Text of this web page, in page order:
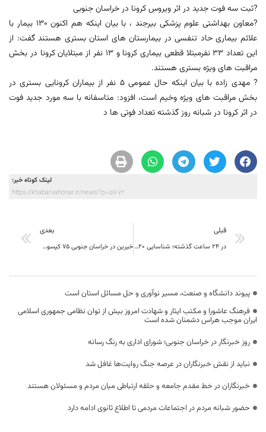
?ثبت سه فوت جدید در اثر ویروس کرونا در خراسان جنوبی
?معاون بهداشتی علوم پزشکی بیرجند ، با بیان اینکه هم اکنون 130 بیمار با
علائم بیماری حاد تنفسی در بیمارستان های استان بستری هستند گفت: از
این تعداد 33 نفرمبتلا قطعی بیماری کرونا و 13 نفر از مبتلایان کرونا در بخش
مراقبت های ویژه بستری هستند.
? مهدی زاده با بیان اینکه حال عمومی 5 نفر از بیماران کرونایی بستری در
بخش مراقبت های ویژه وخیم است، افزود: متاسفانه با سه مورد جدید فوت
در اثر کرونا در شبانه روز گذشته تعداد فوتی ها د
لینک کوتاه خبر:
https://khabarvahonar.ir/news/?p=51672
قبلی
در 24 ساعت گذشته؛ شناسایی 20 بیمار جدید کرونا در خراسان جنوبی
بعدی
خیرین در خراسان جنوبی ۷۵ کپسول به بانک امانات تجهیزات پزشکی جمعیت هلالاکسیژن اهدا کردند
پیوند دانشگاه و صنعت، مسیر نوآوری و حل مسائل استان است
فرهنگ عاشورا و مکتب ایثار و شهادت امروز بیش از توان نظامی جمهوری اسلامی
ایران موجب هراس دشمنان شده است
روز خبرنگار در خراسان جنوبی؛ شورای اداری به رنگ رسانه
نباید از نقش خبرنگاران در عرصه جنگ روایت‌ها غافل شد
خبرنگاران در خط مقدم جامعه و حلقه ارتباطی میان مردم و مسئولان هستند
حضور شبانه مردم در اجتماعات مردمی تا اطلاع ثانوی ادامه دارد